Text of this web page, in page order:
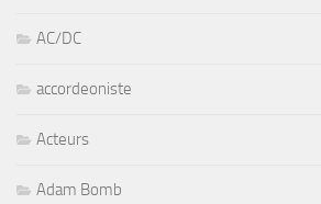
AC/DC
accordeoniste
Acteurs
Adam Bomb